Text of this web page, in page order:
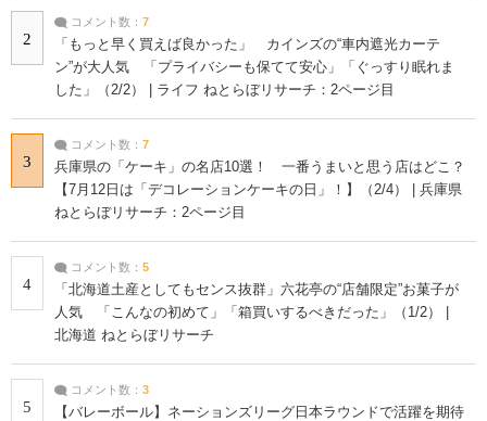
2
コメント数： 7
「もっと早く買えば良かった」 カインズの“車内遮光カーテ
ン”が大人気 「プライバシーも保てて安心」「ぐっすり眠れま
した」（2/2） | ライフ ねとらぼリサーチ：2ページ目
3
コメント数： 7
兵庫県の「ケーキ」の名店10選！ 一番うまいと思う店はどこ？
【7月12日は「デコレーションケーキの日」！】（2/4） | 兵庫県
ねとらぼリサーチ：2ページ目
4
コメント数： 5
「北海道土産としてもセンス抜群」六花亭の“店舗限定”お菓子が
人気 「こんなの初めて」「箱買いするべきだった」（1/2） |
北海道 ねとらぼリサーチ
5
コメント数： 3
【バレーボール】ネーションズリーグ日本ラウンドで活躍を期待